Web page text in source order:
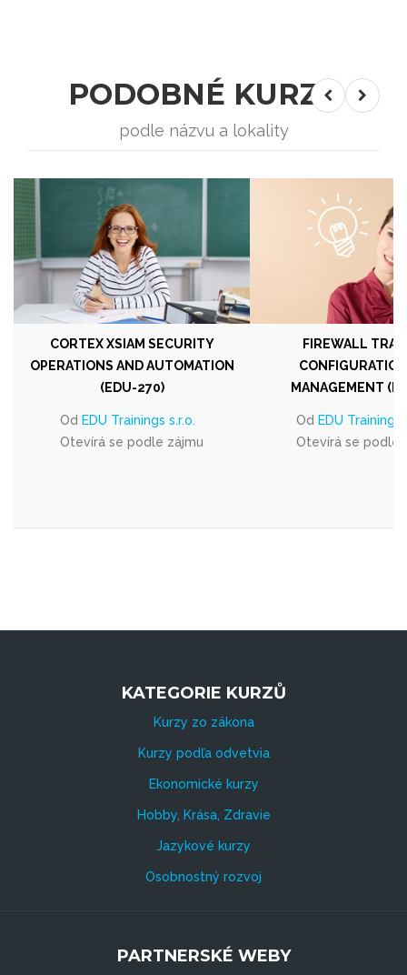
PODOBNÉ KURZY
podle názvu a lokality
CORTEX XSIAM SECURITY
OPERATIONS AND AUTOMATION
(EDU-270)
Od EDU Trainings s.r.o.
Otevírá se podle zájmu
FIREWALL
MANAGEMENT
Od EDU Trainings
Otevírá se podle
KATEGORIE KURZŮ
Kurzy zo zákona
Kurzy podľa odvetvia
Ekonomické kurzy
Hobby, Krása, Zdravie
Jazykové kurzy
Osobnostný rozvoj
PARTNERSKÉ WEBY